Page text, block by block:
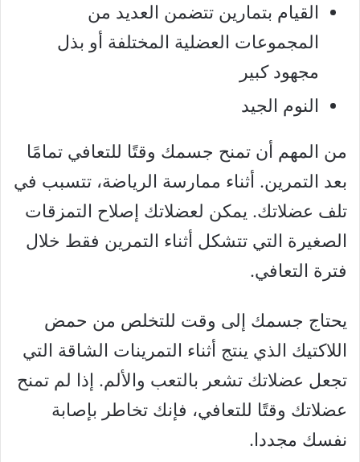
القيام بتمارين تتضمن العديد من
المجموعات العضلية المختلفة أو بذل
مجهود كبير
النوم الجيد
من المهم أن تمنح جسمك وقتًا للتعافي تمامًا
بعد التمرين. أثناء ممارسة الرياضة، تتسبب في
تلف عضلاتك. يمكن لعضلاتك إصلاح التمزقات
الصغيرة التي تتشكل أثناء التمرين فقط خلال
فترة التعافي.
يحتاج جسمك إلى وقت للتخلص من حمض
اللاكتيك الذي ينتج أثناء التمرينات الشاقة التي
تجعل عضلاتك تشعر بالتعب والألم. إذا لم تمنح
عضلاتك وقتًا للتعافي، فإنك تخاطر بإصابة
نفسك مجددا.